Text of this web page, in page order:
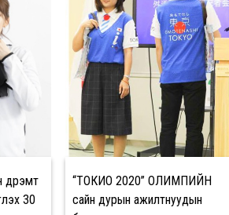
дүрэмт
30
“ТОКИО 2020” ОЛИМПИЙН
сайн дурын ажилтнуудын